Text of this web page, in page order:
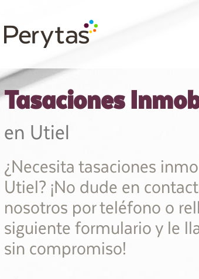
Tasaciones
en Utiel
¿Necesita tasaciones
Utiel? ¡No dude en
nosotros por teléfono o
siguiente formulario y le
sin compromiso!